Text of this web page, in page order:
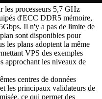
les processeurs 5,7 GHz
d'ECC DDR5 mémoire,
Il n'y a pas de limite de
sont disponibles pour
les plans adoptent la même
VPS des exemples
approchant les niveaux de
centres de données
les principaux validateurs de
ce qui permet des